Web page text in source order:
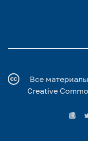
Все
Creative